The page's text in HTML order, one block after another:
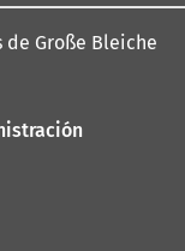
de Große Bleiche